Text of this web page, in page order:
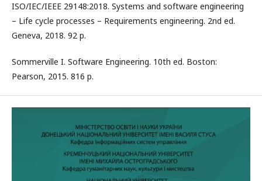
ISO/IEC/IEEE 29148:2018. Systems and software engineering
– Life cycle processes – Requirements engineering. 2nd ed.
Geneva, 2018. 92 р.
Sommerville I. Software Engineering. 10th ed. Boston:
Pearson, 2015. 816 р.